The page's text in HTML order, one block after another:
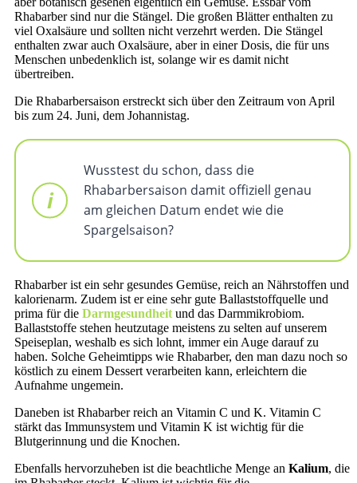
Rhabarber sind nur die Stängel. Die großen Blätter enthalten zu
viel Oxalsäure und sollten nicht verzehrt werden. Die Stängel
enthalten zwar auch Oxalsäure, aber in einer Dosis, die für uns
Menschen unbedenklich ist, solange wir es damit nicht
übertreiben.
Die Rhabarbersaison erstreckt sich über den Zeitraum von April
bis zum 24. Juni, dem Johannistag.
Wusstest du schon, dass die
Rhabarbersaison damit offiziell genau
am gleichen Datum endet wie die
Spargelsaison?
Rhabarber ist ein sehr gesundes Gemüse, reich an Nährstoffen und
kalorienarm. Zudem ist er eine sehr gute Ballaststoffquelle und
prima für die Darmgesundheitund das Darmmikrobiom.
Ballaststoffe stehen heutzutage meistens zu selten auf unserem
Speiseplan, weshalb es sich lohnt, immer ein Auge darauf zu
haben. Solche Geheimtipps wie Rhabarber, den man dazu noch so
köstlich zu einem Dessert verarbeiten kann, erleichtern die
Aufnahme ungemein.
Daneben ist Rhabarber reich an Vitamin C und K. Vitamin C
stärkt das Immunsystem und Vitamin K ist wichtig für die
Blutgerinnung und die Knochen.
Ebenfalls hervorzuheben ist die beachtliche Menge an Kalium, die